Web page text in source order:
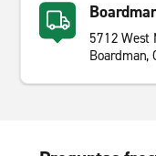
5712 West
Boardman,